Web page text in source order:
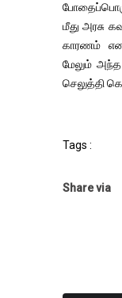
மீது அரசு
காரணம்
மேலும்
செலுத்தி
Tags :
Share via